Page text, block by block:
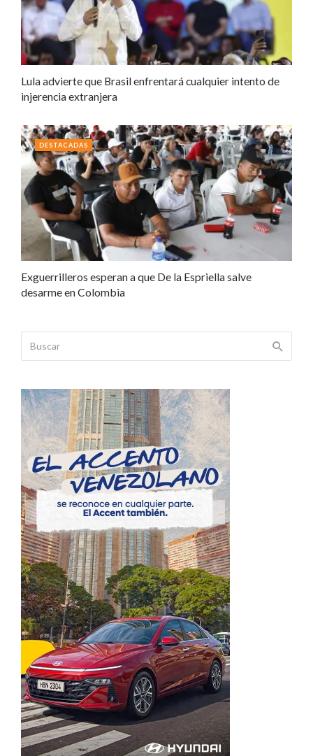
Lula advierte que Brasil enfrentará cualquier intento de
injerencia extranjera
Exguerrilleros esperan a que De la Espriella salve
desarme en Colombia
DESTACADAS